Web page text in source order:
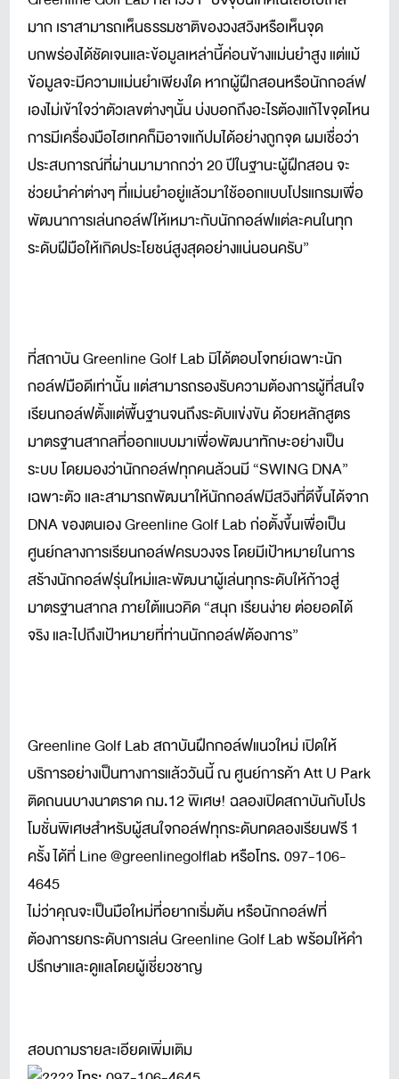
มาก เราสามารถเห็นธรรมชาติของวงสวิงหรือเห็นจุด
บกพร่องได้ชัดเจนและข้อมูลเหล่านี้ค่อนข้างแม่นยำสูง แต่แม้
ข้อมูลจะมีความแม่นยำเพียงใด หากผู้ฝึกสอนหรือนักกอล์ฟ
เองไม่เข้าใจว่าตัวเลขต่างๆนั้น บ่งบอกถึงอะไรต้องแก้ไขจุดไหน
การมีเครื่องมือไฮเทคก็มิอาจแก้ปมได้อย่างถูกจุด ผมเชื่อว่า
ประสบการณ์ที่ผ่านมามากกว่า 20 ปีในฐานะผู้ฝึกสอน จะ
ช่วยนำค่าต่างๆ ที่แม่นยำอยู่แล้วมาใช้ออกแบบโปรแกรมเพื่อ
พัฒนาการเล่นกอล์ฟให้เหมาะกับนักกอล์ฟแต่ละคนในทุก
ระดับฝีมือให้เกิดประโยชน์สูงสุดอย่างแน่นอนครับ”
ที่สถาบัน Greenline Golf Lab มิได้ตอบโจทย์เฉพาะนัก
กอล์ฟมือดีเท่านั้น แต่สามารถรองรับความต้องการผู้ที่สนใจ
เรียนกอล์ฟตั้งแต่พื้นฐานจนถึงระดับแข่งขัน ด้วยหลักสูตร
มาตรฐานสากลที่ออกแบบมาเพื่อพัฒนาทักษะอย่างเป็น
ระบบ โดยมองว่านักกอล์ฟทุกคนล้วนมี “SWING DNA”
เฉพาะตัว และสามารถพัฒนาให้นักกอล์ฟมีสวิงที่ดีขึ้นได้จาก
DNA ของตนเอง Greenline Golf Lab ก่อตั้งขึ้นเพื่อเป็น
ศูนย์กลางการเรียนกอล์ฟครบวงจร โดยมีเป้าหมายในการ
สร้างนักกอล์ฟรุ่นใหม่และพัฒนาผู้เล่นทุกระดับให้ก้าวสู่
มาตรฐานสากล ภายใต้แนวคิด “สนุก เรียนง่าย ต่อยอดได้
จริง และไปถึงเป้าหมายที่ท่านนักกอล์ฟต้องการ”
Greenline Golf Lab สถาบันฝึกกอล์ฟแนวใหม่ เปิดให้
บริการอย่างเป็นทางการแล้ววันนี้ ณ ศูนย์การค้า Att U Park
ติดถนนบางนาตราด กม.12 พิเศษ! ฉลองเปิดสถาบันกับโปร
โมชั่นพิเศษสำหรับผู้สนใจกอล์ฟทุกระดับทดลองเรียนฟรี 1
ครั้ง ได้ที่ Line @greenlinegolflab หรือโทร. 097-106-
4645
ไม่ว่าคุณจะเป็นมือใหม่ที่อยากเริ่มต้น หรือนักกอล์ฟที่
ต้องการยกระดับการเล่น Greenline Golf Lab พร้อมให้คำ
ปรึกษาและดูแลโดยผู้เชี่ยวชาญ
สอบถามรายละเอียดเพิ่มเติม